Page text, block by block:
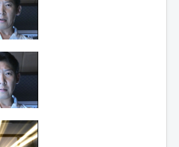
Kasumi Tsuji
:370